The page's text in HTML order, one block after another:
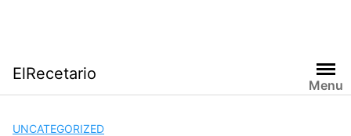
contenido
ElRecetario
Menu
UNCATEGORIZED